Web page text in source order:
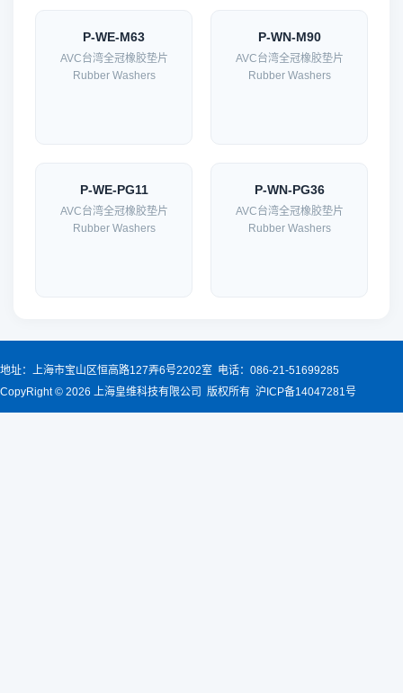
P-WE-M63
AVC台湾全冠橡胶垫片
Rubber Washers
P-WN-M90
AVC台湾全冠橡胶垫片
Rubber Washers
P-WE-PG11
AVC台湾全冠橡胶垫片
Rubber Washers
P-WN-PG36
AVC台湾全冠橡胶垫片
Rubber Washers
地址：上海市宝山区恒高路127弄6号2202室 电话：086-21-51699285
CopyRight © 2026 上海皇维科技有限公司 版权所有 沪ICP备14047281号